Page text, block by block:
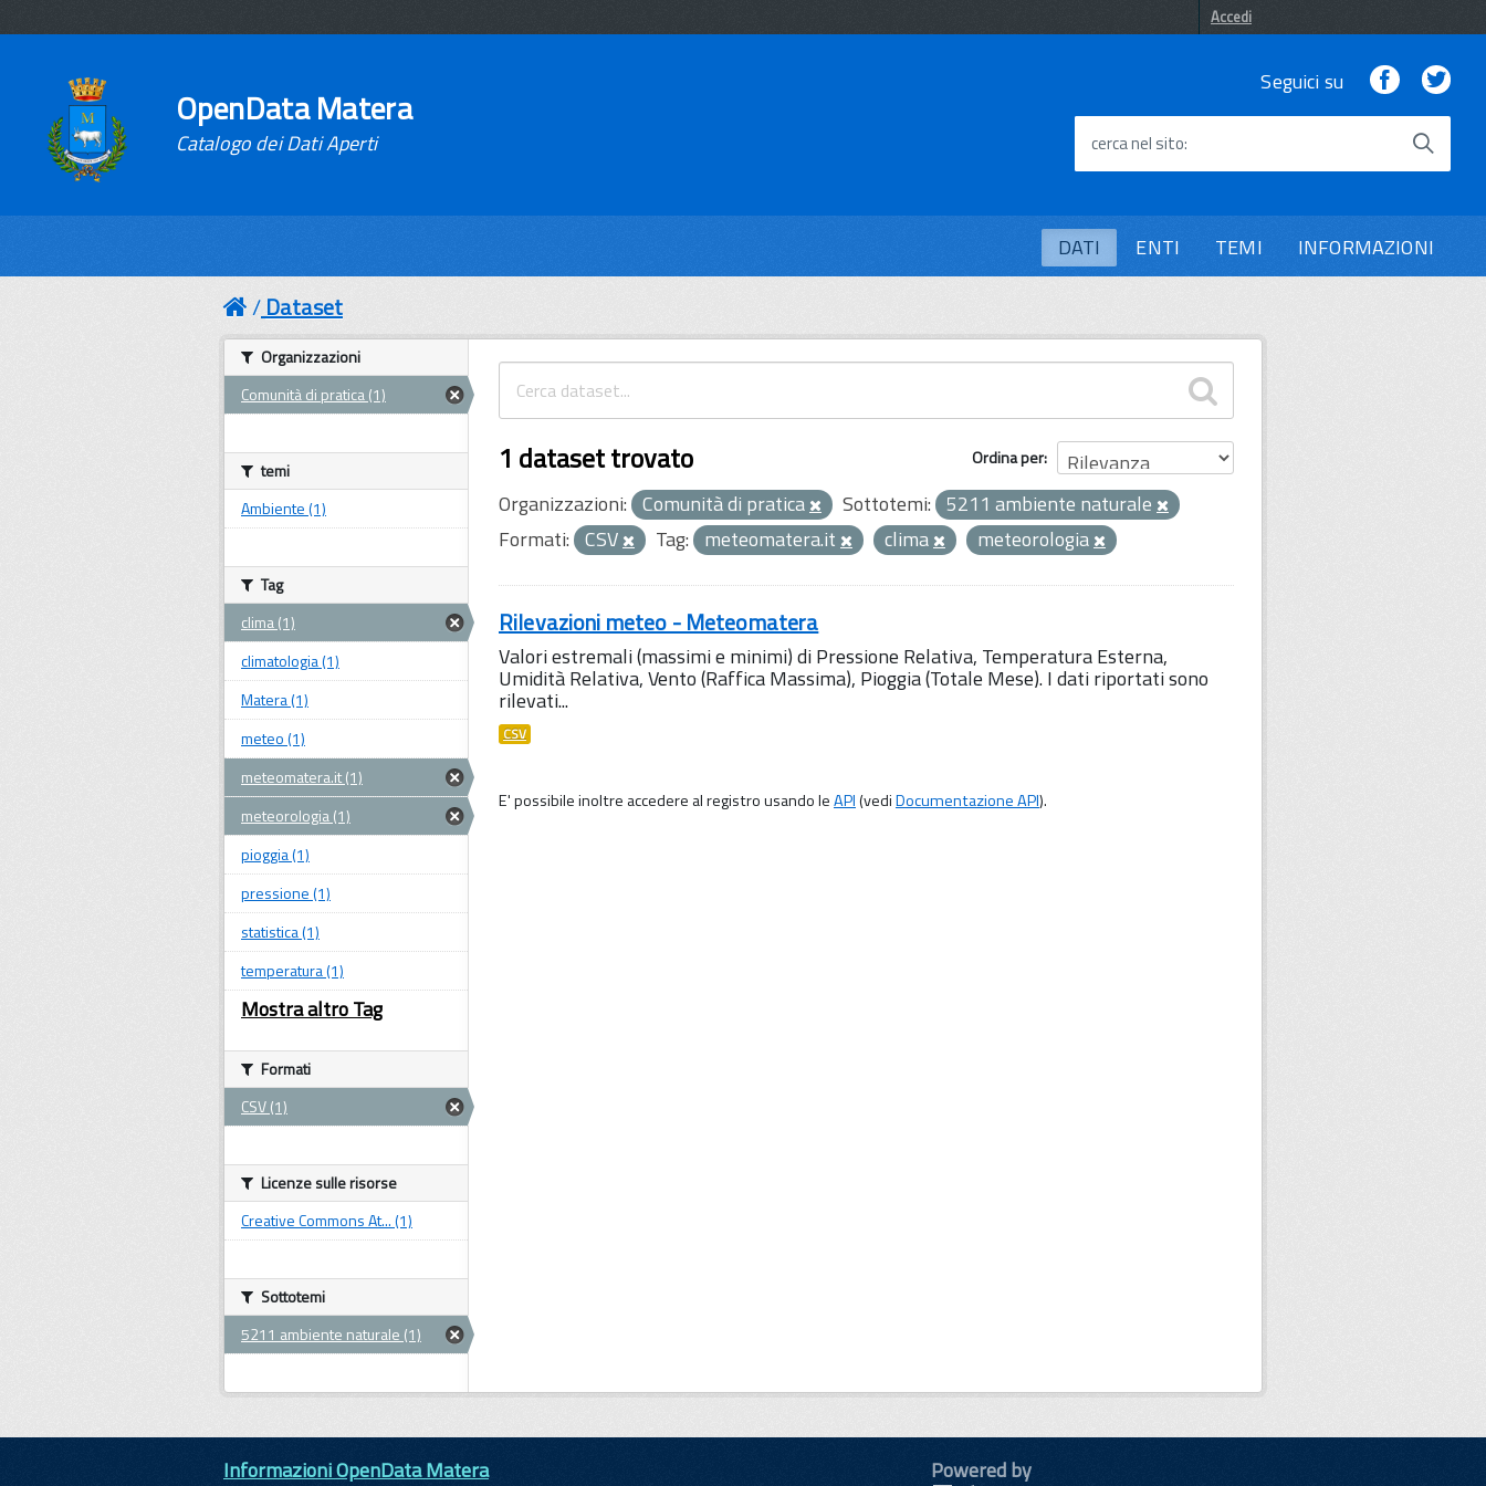
Accedi
OpenData Matera
Catalogo dei Dati Aperti
Seguici su Facebook
cerca nel sito
DATI ENTI TEMI INFORMAZIONI
Dataset
Ordina per
1 dataset trovato
Organizzazioni: Comunità di pratica Sottotemi: 5211 ambiente naturale
Formati: CSV Tag: meteomatera.it clima meteorologia
Rilevazioni meteo - Meteomatera
Valori estremali (massimi e minimi) di Pressione Relativa, Temperatura Esterna,
Umidità Relativa, Vento (Raffica Massima), Pioggia (Totale Mese). I dati riportati sono
rilevati...
CSV
E' possibile inoltre accedere al registro usando leAPI(vediDocumentazione API).
Organizzazioni
Comunità di pratica (1)
temi
Ambiente (1)
Tag
clima (1)
climatologia (1)
Matera (1)
meteo (1)
meteomatera.it (1)
meteorologia (1)
pioggia (1)
pressione (1)
statistica (1)
temperatura (1)
Mostra altro Tag
Formati
CSV (1)
Licenze sulle risorse
Creative Commons At... (1)
Sottotemi
5211 ambiente naturale (1)
Informazioni OpenData Matera
Powered by